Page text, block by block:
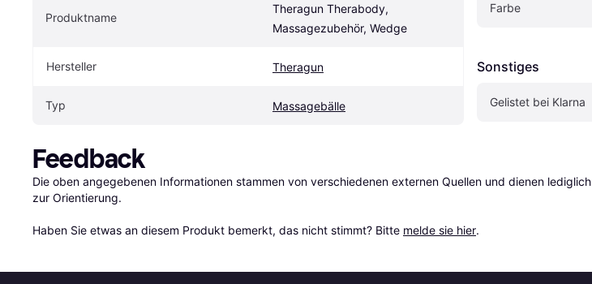
Produktname
Theragun Therabody,
Massagezubehör, Wedge
Hersteller Theragun
Typ Massagebälle
Farbe
Sonstiges
Gelistet bei Klarna
Feedback
Die oben angegebenen Informationen stammen von verschiedenen externen Quellen und dienen lediglich
zur Orientierung.
Haben Sie etwas an diesem Produkt bemerkt, das nicht stimmt? Bitte melde sie hier.